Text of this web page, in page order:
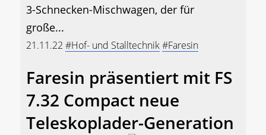
3-Schnecken-Mischwagen, der für
große...
21.11.22 #Hof- und Stalltechnik#Faresin
Faresin präsentiert mit FS
7.32 Compact neue
Teleskoplader-Generation